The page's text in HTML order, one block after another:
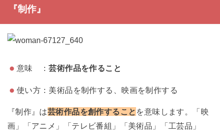
『制作』
意味 ：芸術作品を作ること
使い方：美術品を制作する、映画を制作する
『制作』は芸術作品を創作すること を意味します。「映
画」「アニメ」「テレビ番組」「美術品」「工芸品」